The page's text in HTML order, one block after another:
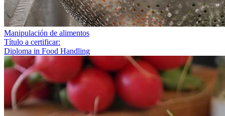
Manipulación de alimentos
Título a certificar:
Diploma in Food Handling